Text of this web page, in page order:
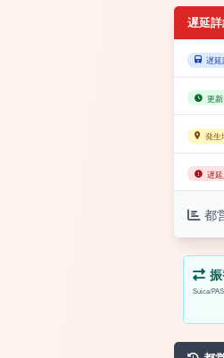
遅延
遅延
更
発生
遅
都
Suica/